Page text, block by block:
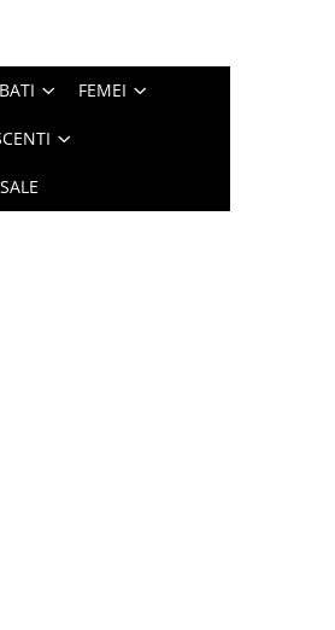
FEMEI
SALE